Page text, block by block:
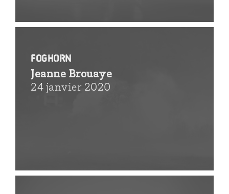
Foghorn
Jeanne Brouaye
24 janvier 2020